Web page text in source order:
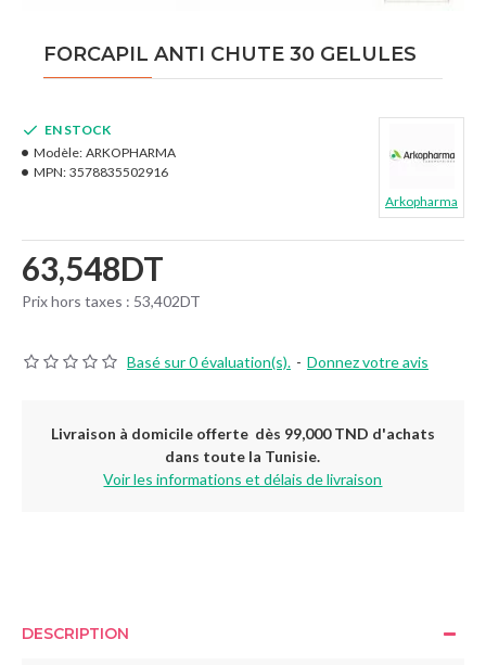
FORCAPIL ANTI CHUTE 30 GELULES
Basé sur 0 évaluation(s). - Donnez votre avis
63,548DT
Prix hors taxes : 53,402DT
EN STOCK
Modèle: ARKOPHARMA
MPN: 3578835502916
Arkopharma
Livraison à domicile offerte dès 99,000 TND d'achats
dans toute la Tunisie.
Voir les informations et délais de livraison
DESCRIPTION